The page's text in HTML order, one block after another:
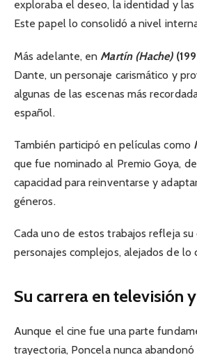
exploraba el deseo, la identidad y las
Este papel lo consolidó a nivel
Más adelante, en Martín (Hache)
Dante, un personaje carismático y
algunas de las escenas más
español.
También participó en películas como
que fue nominado al Premio Goya,
capacidad para reinventarse y
géneros.
Cada uno de estos trabajos refleja
personajes complejos, alejados de lo
Su carrera en televisión
Aunque el cine fue una parte
trayectoria, Poncela nunca